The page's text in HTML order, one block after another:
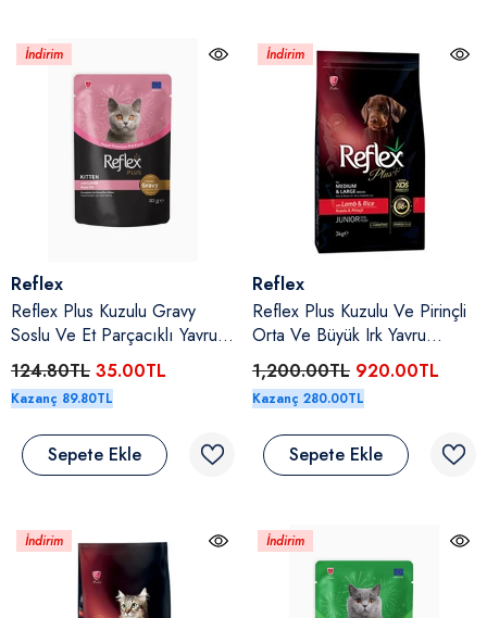
İndirim
Satıcı:
Reflex
Reflex Plus Kuzulu Gravy
Soslu Ve Et Parçacıklı Yavru
Kedi Yaş Maması 85 Gr
124.80TL 35.00TL
Kazanç 89.80TL
Sepete Ekle
İndirim
Satıcı:
Reflex
Reflex Plus Kuzulu Ve Pirinçli
Orta Ve Büyük Irk Yavru
Köpek Kuru Maması 3 Kg
1,200.00TL 920.00TL
Kazanç 280.00TL
Sepete Ekle
İndirim İndirim